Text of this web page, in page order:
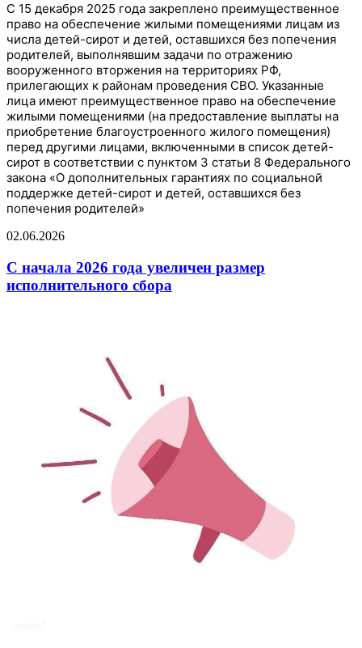
С 15 декабря 2025 года закреплено преимущественное
право на обеспечение жилыми помещениями лицам из
числа детей-сирот и детей, оставшихся без попечения
родителей, выполнявшим задачи по отражению
вооруженного вторжения на территориях РФ,
прилегающих к районам проведения СВО. Указанные
лица имеют преимущественное право на обеспечение
жилыми помещениями (на предоставление выплаты на
приобретение благоустроенного жилого помещения)
перед другими лицами, включенными в список детей-
сирот в соответствии с пунктом 3 статьи 8 Федерального
закона «О дополнительных гарантиях по социальной
поддержке детей-сирот и детей, оставшихся без
попечения родителей»
02.06.2026
С начала 2026 года увеличен размер
исполнительного сбора